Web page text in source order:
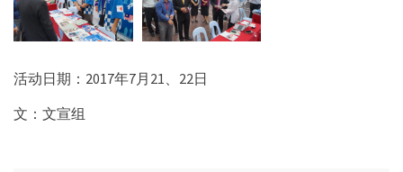
活动日期：2017年7月21、22日
文：文宣组